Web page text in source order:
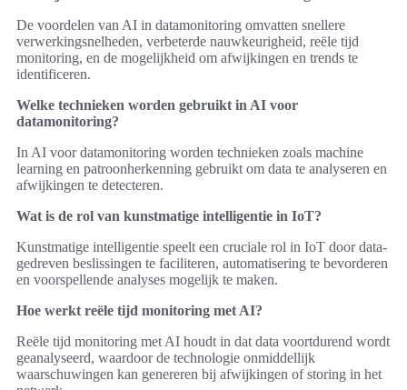
De voordelen van AI in datamonitoring omvatten snellere
verwerkingsnelheden, verbeterde nauwkeurigheid, reële tijd
monitoring, en de mogelijkheid om afwijkingen en trends te
identificeren.
Welke technieken worden gebruikt in AI voor
datamonitoring?
In AI voor datamonitoring worden technieken zoals machine
learning en patroonherkenning gebruikt om data te analyseren en
afwijkingen te detecteren.
Wat is de rol van kunstmatige intelligentie in IoT?
Kunstmatige intelligentie speelt een cruciale rol in IoT door data-
gedreven beslissingen te faciliteren, automatisering te bevorderen
en voorspellende analyses mogelijk te maken.
Hoe werkt reële tijd monitoring met AI?
Reële tijd monitoring met AI houdt in dat data voortdurend wordt
geanalyseerd, waardoor de technologie onmiddellijk
waarschuwingen kan genereren bij afwijkingen of storing in het